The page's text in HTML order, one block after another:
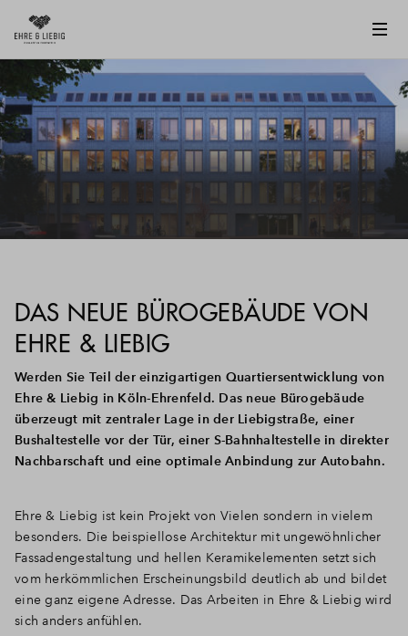
DAS NEUE BÜROGEBÄUDE VON
EHRE & LIEBIG
Werden Sie Teil der einzigartigen Quartiersentwicklung von
Ehre & Liebig in Köln-Ehrenfeld. Das neue Bürogebäude
überzeugt mit zentraler Lage in der Liebigstraße, einer
Bushaltestelle vor der Tür, einer S-Bahnhaltestelle in direkter
Nachbarschaft und eine optimale Anbindung zur Autobahn.
Ehre & Liebig ist kein Projekt von Vielen sondern in vielem
besonders. Die beispiellose Architektur mit ungewöhnlicher
Fassadengestaltung und hellen Keramikelementen setzt sich
vom herkömmlichen Erscheinungsbild deutlich ab und bildet
eine ganz eigene Adresse. Das Arbeiten in Ehre & Liebig wird
sich anders anfühlen.